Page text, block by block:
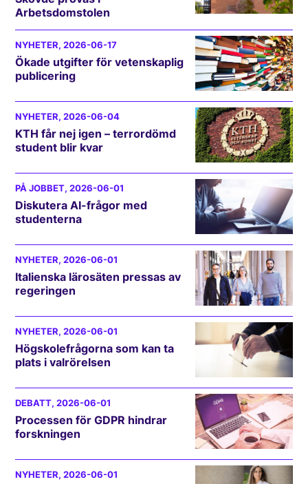
Arbetsdomstolen
NYHETER, 2026-06-17
Ökade utgifter för vetenskaplig
publicering
NYHETER, 2026-06-04
KTH får nej igen – terrordömd
student blir kvar
PÅ JOBBET, 2026-06-01
Diskutera AI-frågor med
studenterna
NYHETER, 2026-06-01
Italienska lärosäten pressas av
regeringen
NYHETER, 2026-06-01
Högskolefrågorna som kan ta
plats i valrörelsen
DEBATT, 2026-06-01
Processen för GDPR hindrar
forskningen
NYHETER, 2026-06-01